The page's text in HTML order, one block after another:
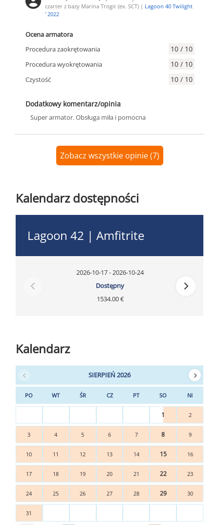
czarter z bazy Marina Trogir (ex. SCT) | Lagoon 40 Twilight
' 2022
Ocena armatora
Procedura zaokrętowania
10 / 10
Procedura wyokrętowania 10 / 10
Czystość 10 / 10
Dodatkowy komentarz/opinia
Super armator. Obsługa miła i pomocna
Zobacz wszystkie opinie (7)
Kalendarz dostępności
Lagoon 42 | Amfitrite
2026-10-17 - 2026-10-24
Dostępny
1534.00 €
Kalendarz
SIERPIEŃ 2026
PO WT ŚR CZ PT SO NI
1 2
3 4 5 6 7 8 9
10 11 12 13 14 15 16
17 18 19 20 21 22 23
24 25 26 27 28 29 30
31